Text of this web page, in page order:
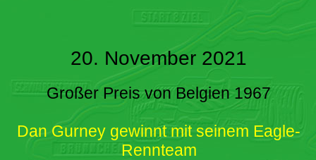
20. November 2021
Großer Preis von Belgien 1967
Dan Gurney gewinnt mit seinem Eagle-
Rennteam